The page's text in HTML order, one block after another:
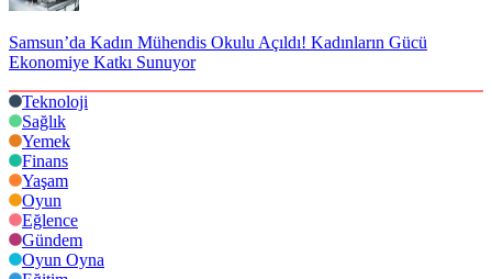
Samsun’da Kadın Mühendis Okulu Açıldı! Kadınların Gücü
Ekonomiye Katkı Sunuyor
Teknoloji
Sağlık
Yemek
Finans
Yaşam
Oyun
Eğlence
Gündem
Oyun Oyna